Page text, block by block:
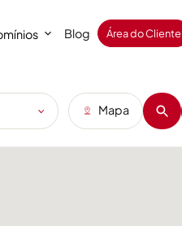
Blog Área do Cliente
Mapa